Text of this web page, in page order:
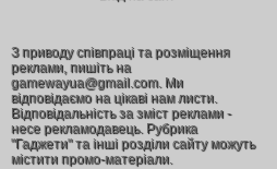
З приводу співпраці та розміщення
реклами, пишіть на
gamewayua@gmail.com. Ми
відповідаємо на цікаві нам листи.
Відповідальність за зміст реклами -
несе рекламодавець. Рубрика
"Гаджети" та інші розділи сайту можуть
містити промо-матеріали.